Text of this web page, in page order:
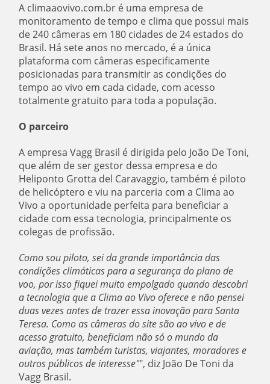
A climaaovivo.com.br é uma empresa de
monitoramento de tempo e clima que possui mais
de 240 câmeras em 180 cidades de 24 estados do
Brasil. Há sete anos no mercado, é a única
plataforma com câmeras especificamente
posicionadas para transmitir as condições do
tempo ao vivo em cada cidade, com acesso
totalmente gratuito para toda a população.
O parceiro
A empresa Vagg Brasil é dirigida pelo João De Toni,
que além de ser gestor dessa empresa e do
Heliponto Grotta del Caravaggio, também é piloto
de helicóptero e viu na parceria com a Clima ao
Vivo a oportunidade perfeita para beneficiar a
cidade com essa tecnologia, principalmente os
colegas de profissão.
Como sou piloto, sei da grande importância das
condições climáticas para a segurança do plano de
voo, por isso fiquei muito empolgado quando descobri
a tecnologia que a Clima ao Vivo oferece e não pensei
duas vezes antes de trazer essa inovação para Santa
Teresa. Como as câmeras do site são ao vivo e de
acesso gratuito, beneficiam não só o mundo da
aviação, mas também turistas, viajantes, moradores e
outros públicos de interesse"", diz João De Toni da
Vagg Brasil.